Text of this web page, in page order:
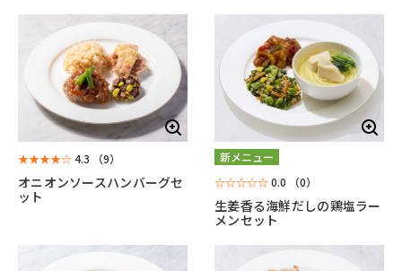
★★★★☆4.3 （9）
オニオンソースハンバーグセ
ット
新メニュー
☆☆☆☆☆0.0 （0）
生姜香る海鮮だしの鶏塩ラー
メンセット